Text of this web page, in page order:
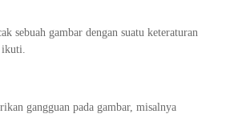
sebuah gambar dengan suatu keteraturan
gangguan pada gambar, misalnya